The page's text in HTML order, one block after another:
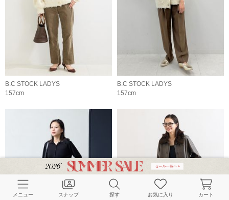
B.C STOCK LADYS
157cm
B.C STOCK LADYS
157cm
メニュー スナップ 探す お気に入り カート